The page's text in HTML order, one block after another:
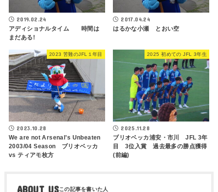
2019.02.24
アディショナルタイム 時間は
まだある!
2017.04.24
はるかな小瀬 とおい空
2023 苦難のJFL１年目
2023.10.28
We are not Arsenal’s Unbeaten
2003/04 Season ブリオベッカ
vs ティアモ枚方
2025 初めての JFL 3年生
2025.11.28
ブリオベッカ浦安・市川 JFL 3年
目 3位入賞 過去最多の勝点獲得
(前編)
ABOUT US